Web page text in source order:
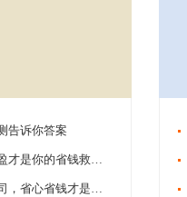
告诉你答案
​​长兴中小微企业选代理记账？亿企盈才是你的省钱救星！
​​长兴老板别踩雷！找对这家会计公司，省心省钱才是真本事